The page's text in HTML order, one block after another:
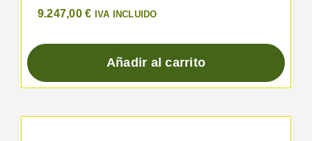
9.247,00€ IVA INCLUIDO
Añadir al carrito